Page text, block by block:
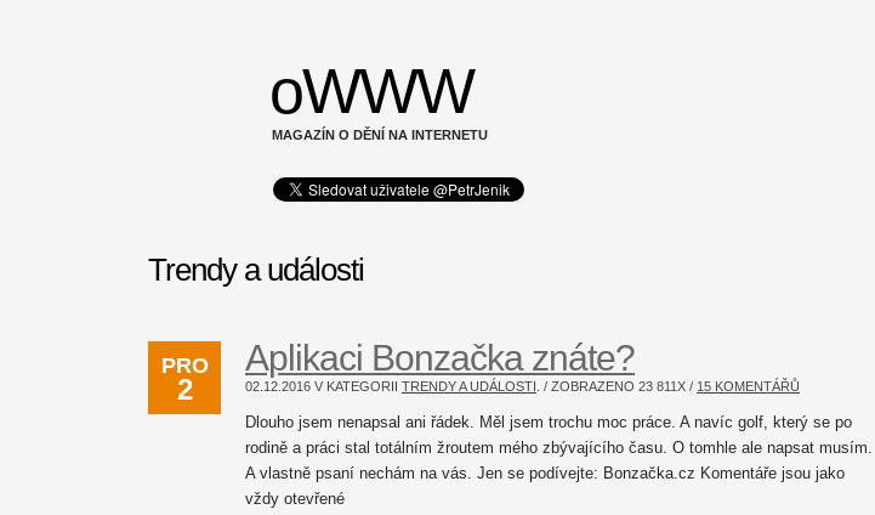
oWWW
MAGAZÍN O DĚNÍ NA INTERNETU
Trendy a události
PRO
2
Aplikaci Bonzačka znáte?
02.12.2016 V KATEGORII TRENDY A UDÁLOSTI . / ZOBRAZENO 23 811X / 15 KOMENTÁŘŮ
Dlouho jsem nenapsal ani řádek. Měl jsem trochu moc práce. A navíc golf, který se po
rodině a práci stal totálním žroutem mého zbývajícího času. O tomhle ale napsat musím.
A vlastně psaní nechám na vás. Jen se podívejte: Bonzačka.cz Komentáře jsou jako
vždy otevřené